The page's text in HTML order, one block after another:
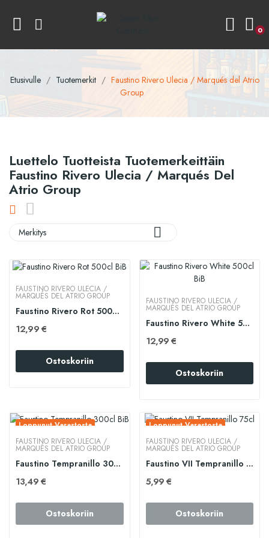
0
Etusivulle Tuotemerkit
Faustino Rivero Ulecia / Marqués del Atrio
Group
Luettelo Tuotteista Tuotemerkeittäin
Faustino Rivero Ulecia / Marqués Del
Atrio Group
Merkitys 
FAUSTINO RIVERO ULECIA /
MARQUÉS DEL ATRIO GROUP
Faustino Rivero Rot 500cl BiB
12,99 €
Ostoskoriin
FAUSTINO RIVERO ULECIA /
MARQUÉS DEL ATRIO GROUP
Faustino Rivero White 500cl BiB
12,99 €
Ostoskoriin
Loppunut Varastosta
FAUSTINO RIVERO ULECIA /
MARQUÉS DEL ATRIO GROUP
Faustino Tempranillo 300cl BiB
13,49 €
Ostoskoriin
Loppunut Varastosta
FAUSTINO RIVERO ULECIA /
MARQUÉS DEL ATRIO GROUP
Faustino VII Tempranillo 75cl
5,99 €
Ostoskoriin